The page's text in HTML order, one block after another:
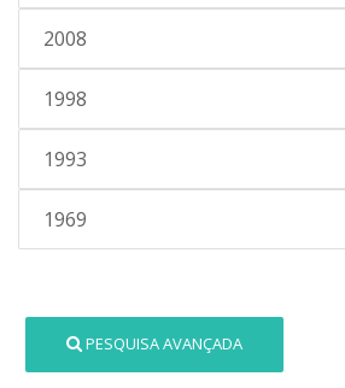
2008
1998
1993
1969
PESQUISA AVANÇADA